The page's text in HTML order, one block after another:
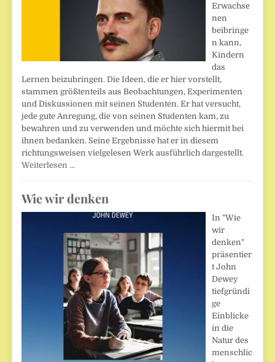
Erwachse
nen
beibringe
n kann,
Kindern
das
Lernen beizubringen. Die Ideen, die er hier vorstellt,
stammen größtenteils aus Beobachtungen, Experimenten
und Diskussionen mit seinen Studenten. Er hat versucht,
jede gute Anregung, die von seinen Studenten kam, zu
bewahren und zu verwenden und möchte sich hiermit bei
ihnen bedanken. Seine Ergebnisse hat er in diesem
richtungsweisen vielgelesen Werk ausführlich dargestellt.
Weiterlesen …
Wie wir denken
In "Wie
wir
denken"
präsentier
t John
Dewey
tiefgründi
ge
Einblicke
in die
Natur des
menschlic